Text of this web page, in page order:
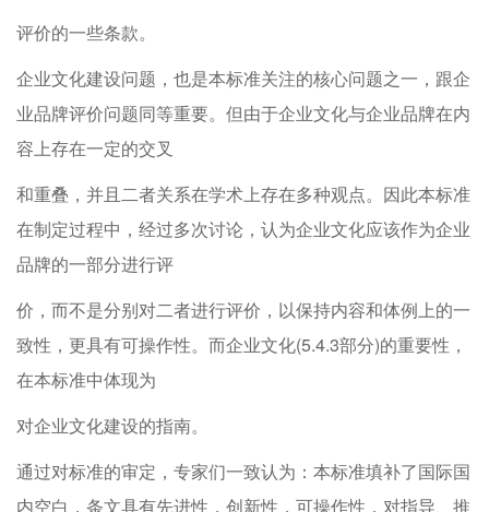
评价的一些条款。
企业文化建设问题，也是本标准关注的核心问题之一，跟企
业品牌评价问题同等重要。但由于企业文化与企业品牌在内
容上存在一定的交叉
和重叠，并且二者关系在学术上存在多种观点。因此本标准
在制定过程中，经过多次讨论，认为企业文化应该作为企业
品牌的一部分进行评
价，而不是分别对二者进行评价，以保持内容和体例上的一
致性，更具有可操作性。而企业文化(5.4.3部分)的重要性，
在本标准中体现为
对企业文化建设的指南。
通过对标准的审定，专家们一致认为：本标准填补了国际国
内空白，条文具有先进性，创新性，可操作性，对指导、推